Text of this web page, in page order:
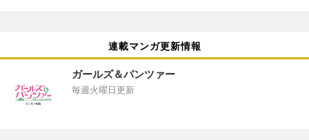
連載マンガ更新情報
ガールズ＆パンツァー
毎週火曜日更新